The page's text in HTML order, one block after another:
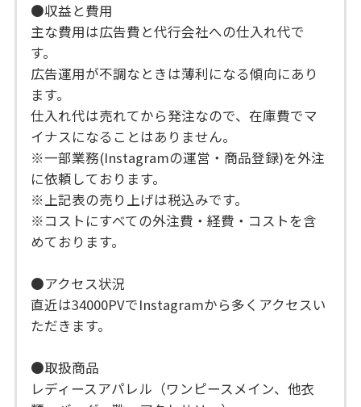
●収益と費用
主な費用は広告費と代行会社への仕入れ代で
す。
広告運用が不調なときは薄利になる傾向にあり
ます。
仕入れ代は売れてから発注なので、在庫費でマ
イナスになることはありません。
※一部業務(Instagramの運営・商品登録)を外注
に依頼しております。
※上記表の売り上げは税込みです。
※コストにすべての外注費・経費・コストを含
めております。
●アクセス状況
直近は34000PVでInstagramから多くアクセスい
ただきます。
●取扱商品
レディースアパレル（ワンピースメイン、他衣